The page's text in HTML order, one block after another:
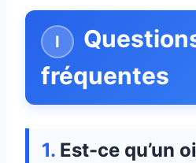
fréquentes
Est-ce qu’un